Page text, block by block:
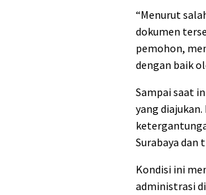
“Menurut
dokumen
pemohon,
dengan baik
Sampai saat
yang
Surabaya dan
Kondisi ini
administrasi